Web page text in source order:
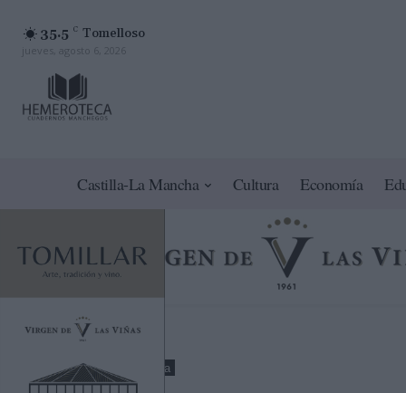
35.5 C Tomelloso
jueves, agosto 6, 2026
Castilla-La Mancha Cultura Economía
Toledo Política